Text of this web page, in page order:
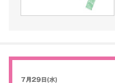
7月29日(水)